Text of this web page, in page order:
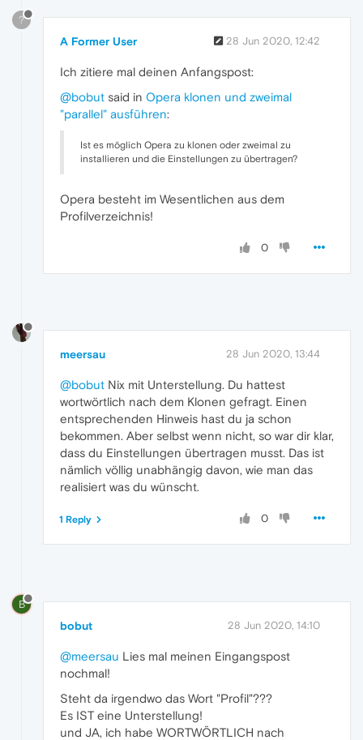
?
A Former User 28 Jun 2020, 12:42
Ich zitiere mal deinen Anfangspost:
@bobut said in Opera klonen und zweimal
"parallel" ausführen:
Ist es möglich Opera zu klonen oder zweimal zu
installieren und die Einstellungen zu übertragen?
Opera besteht im Wesentlichen aus dem
Profilverzeichnis!
0
meersau 28 Jun 2020, 13:44
@bobut Nix mit Unterstellung. Du hattest
wortwörtlich nach dem Klonen gefragt. Einen
entsprechenden Hinweis hast du ja schon
bekommen. Aber selbst wenn nicht, so war dir klar,
dass du Einstellungen übertragen musst. Das ist
nämlich völlig unabhängig davon, wie man das
realisiert was du wünscht.
0
1 Reply
B
bobut 28 Jun 2020, 14:10
@meersau Lies mal meinen Eingangspost
nochmal!
Steht da irgendwo das Wort "Profil"???
Es IST eine Unterstellung!
und JA, ich habe WORTWÖRTLICH nach